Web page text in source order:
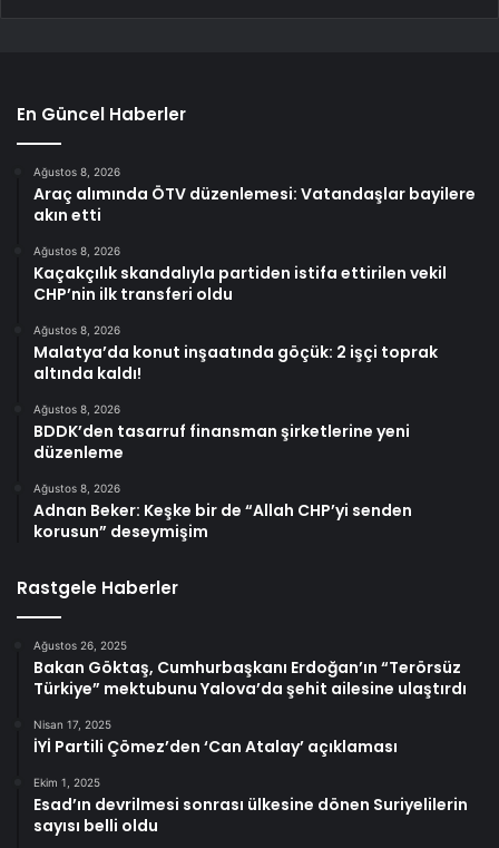
En Güncel Haberler
Ağustos 8, 2026
Araç alımında ÖTV düzenlemesi: Vatandaşlar bayilere
akın etti
Ağustos 8, 2026
Kaçakçılık skandalıyla partiden istifa ettirilen vekil
CHP’nin ilk transferi oldu
Ağustos 8, 2026
Malatya’da konut inşaatında göçük: 2 işçi toprak
altında kaldı!
Ağustos 8, 2026
BDDK’den tasarruf finansman şirketlerine yeni
düzenleme
Ağustos 8, 2026
Adnan Beker: Keşke bir de “Allah CHP’yi senden
korusun” deseymişim
Rastgele Haberler
Ağustos 26, 2025
Bakan Göktaş, Cumhurbaşkanı Erdoğan’ın “Terörsüz
Türkiye” mektubunu Yalova’da şehit ailesine ulaştırdı
Nisan 17, 2025
İYİ Partili Çömez’den ‘Can Atalay’ açıklaması
Ekim 1, 2025
Esad’ın devrilmesi sonrası ülkesine dönen Suriyelilerin
sayısı belli oldu